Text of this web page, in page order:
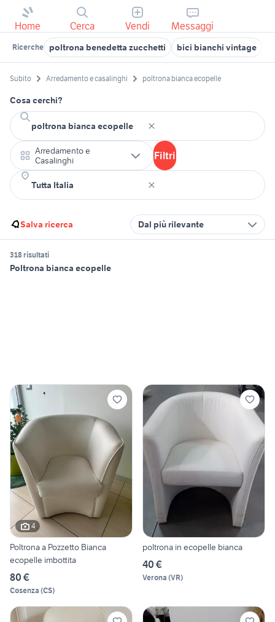
Home Cerca Vendi Messaggi
Ricerche poltrona benedetta zucchetti bici bianchi vintage
Subito Arredamento e casalinghi poltrona bianca ecopelle
Cosa cerchi?
Arredamento e
Casalinghi
Filtri
Salva ricerca Dal più rilevante
318 risultati
Poltrona bianca ecopelle
4
Poltrona a Pozzetto Bianca
ecopelle imbottita
80 €
Cosenza (CS)
poltrona in ecopelle bianca
40 €
Verona (VR)